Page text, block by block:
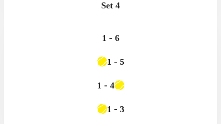
Set 4
1 - 6
1 - 5
1 - 4
1 - 3